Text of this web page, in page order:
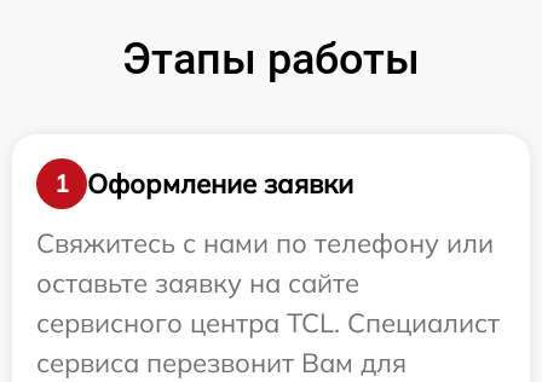
Этапы работы
1
Оформление заявки
Свяжитесь с нами по телефону или
оставьте заявку на сайте
сервисного центра TCL. Специалист
сервиса перезвонит Вам для